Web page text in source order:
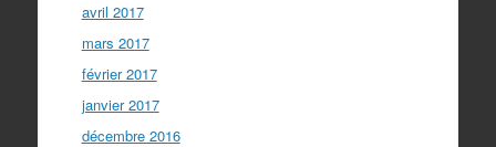
avril 2017
mars 2017
février 2017
janvier 2017
décembre 2016